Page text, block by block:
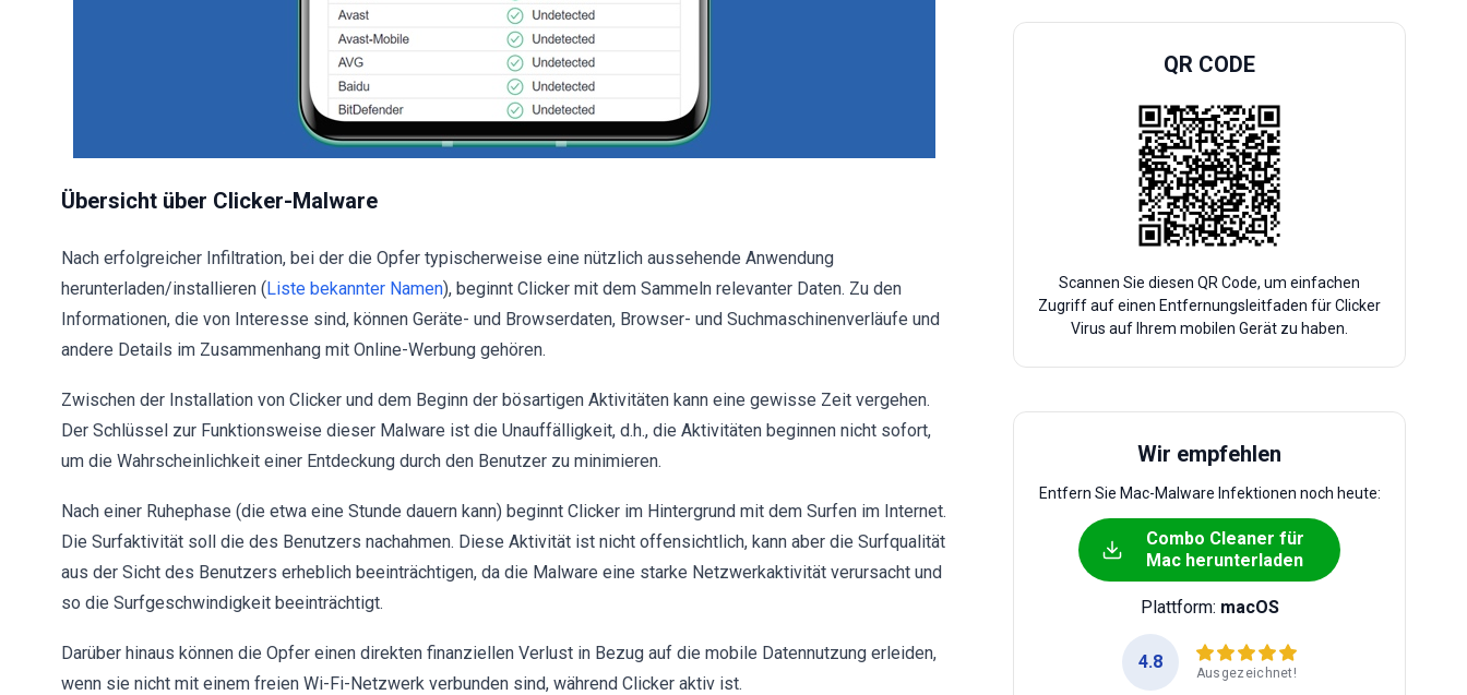
Übersicht über Clicker-Malware
Nach erfolgreicher Infiltration, bei der die Opfer typischerweise eine nützlich aussehende Anwendung
herunterladen/installieren (Liste bekannter Namen), beginnt Clicker mit dem Sammeln relevanter Daten. Zu den
Informationen, die von Interesse sind, können Geräte- und Browserdaten, Browser- und Suchmaschinenverläufe und
andere Details im Zusammenhang mit Online-Werbung gehören.
Zwischen der Installation von Clicker und dem Beginn der bösartigen Aktivitäten kann eine gewisse Zeit vergehen.
Der Schlüssel zur Funktionsweise dieser Malware ist die Unauffälligkeit, d.h., die Aktivitäten beginnen nicht sofort,
um die Wahrscheinlichkeit einer Entdeckung durch den Benutzer zu minimieren.
Nach einer Ruhephase (die etwa eine Stunde dauern kann) beginnt Clicker im Hintergrund mit dem Surfen im Internet.
Die Surfaktivität soll die des Benutzers nachahmen. Diese Aktivität ist nicht offensichtlich, kann aber die Surfqualität
aus der Sicht des Benutzers erheblich beeinträchtigen, da die Malware eine starke Netzwerkaktivität verursacht und
so die Surfgeschwindigkeit beeinträchtigt.
Darüber hinaus können die Opfer einen direkten finanziellen Verlust in Bezug auf die mobile Datennutzung erleiden,
wenn sie nicht mit einem freien Wi-Fi-Netzwerk verbunden sind, während Clicker aktiv ist.
QR CODE
Scannen Sie diesen QR Code, um einfachen
Zugriff auf einen Entfernungsleitfaden für Clicker
Virus auf Ihrem mobilen Gerät zu haben.
Wir empfehlen
Entfern Sie Mac-Malware Infektionen noch heute:
Combo Cleaner für
Mac herunterladen
Plattform: macOS
4.8
Ausgezeichnet!